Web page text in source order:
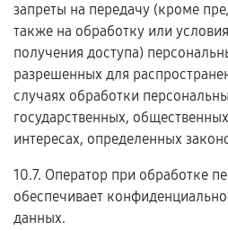
запреты на передачу (кроме
также на обработку или
получения доступа)
разрешенных для
случаях обработки
государственных,
интересах, определенных
10.7. Оператор при обработке
обеспечивает
данных.